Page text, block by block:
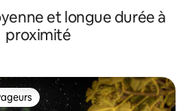
et longue durée à
proximité
les plus appréciés